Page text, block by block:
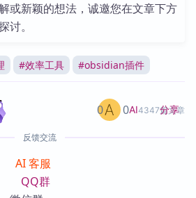
或新颖的想法，诚邀您在文章下方
讨。
#效率工具 #obsidian插件
AI4347篇文章
0 0 分享
反馈交流
AI 客服
QQ群